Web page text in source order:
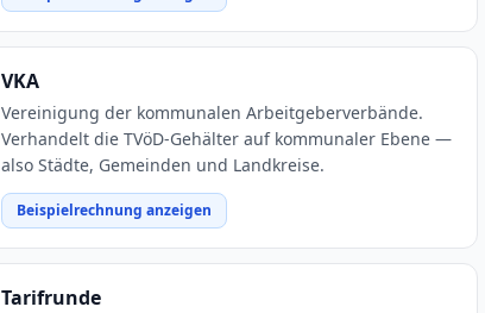
VKA
Vereinigung der kommunalen Arbeitgeberverbände.
Verhandelt die TVöD-Gehälter auf kommunaler Ebene —
also Städte, Gemeinden und Landkreise.
Beispielrechnung anzeigen
Tarifrunde